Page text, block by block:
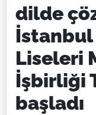
dilde
Liseleri
İşbirliği
başladı